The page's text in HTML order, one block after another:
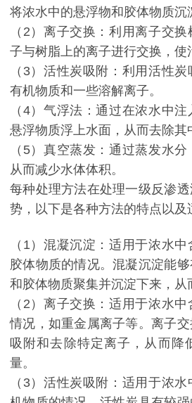
将浓水中的悬浮物和胶体物质沉
（2）离子交换：利用离子交
子与树脂上的离子进行交换，使
（3）活性炭吸附：利用活性
有机物质和一些溶解离子。
（4）气浮法：通过在浓水中
悬浮物质浮上水面，从而去除其
（5）真空蒸发：通过蒸发水分
从而减少水体体积。
每种处理方法在处理一级反渗
势，以下是各种方法的特点以及
（1）混凝沉淀：适用于浓水
胶体物质的情况。混凝沉淀能
和胶体物质聚集并沉淀下来，从
（2）离子交换：适用于浓水
情况，如重金属离子等。离子
吸附和去除特定离子，从而降
量。
（3）活性炭吸附：适用于浓